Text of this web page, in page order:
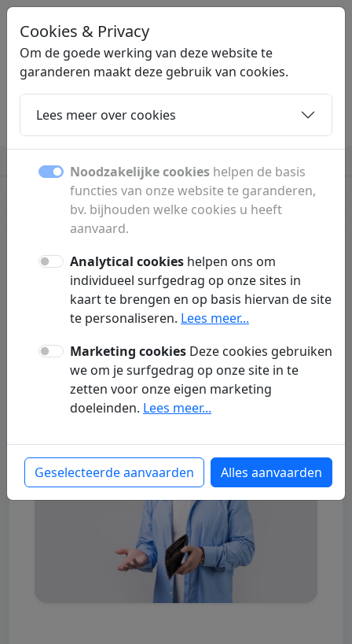
STERKSTARTEN.NL
Home Dochters Contact
Sterk starten met
krediet: waar moet je
op letten?
05 July 2026
Cookies & Privacy
Om de goede werking van deze website te
garanderen maakt deze gebruik van cookies.
Lees meer over cookies
Noodzakelijke cookies helpen de basis
functies van onze website te garanderen,
bv. bijhouden welke cookies u heeft
aanvaard.
Analytical cookies helpen ons om
individueel surfgedrag op onze sites in
kaart te brengen en op basis hiervan de site
te personaliseren. Lees meer...
Marketing cookies Deze cookies gebruiken
we om je surfgedrag op onze site in te
zetten voor onze eigen marketing
doeleinden. Lees meer...
Geselecteerde aanvaarden Alles aanvaarden